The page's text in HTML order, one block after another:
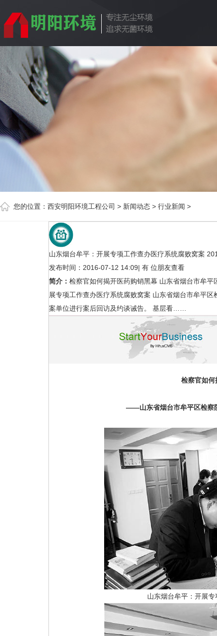
您的位置： 西安明阳环境工程公司 > 新闻动态 > 行业新闻 >
山东烟台牟平：开展专项工作查办医疗系统腐败窝案
发布时间：2016-07-12 14:09| 有 位朋友查看
简介： 检察官如何揭开医药购销黑幕 山东省烟台市牟
展专项工作查办医疗系统腐败窝案 山东省烟台市牟平
案单位进行案后回访及约谈诫告。 基层看……
检察官如何
——山东省烟台市牟平区检察
山东烟台牟平：开展
津冀１３２家医疗机构２７项检查
14部门联合发文：纠
疗服
行业新闻